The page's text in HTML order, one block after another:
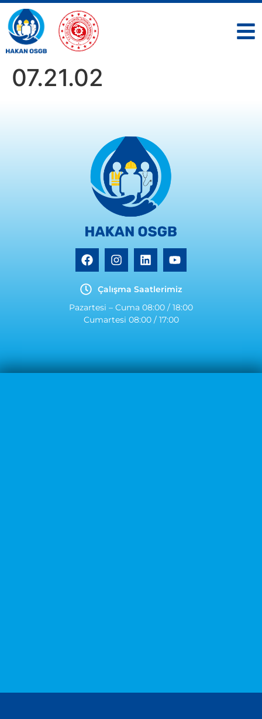
07.21.02
Çalışma Saatlerimiz
Pazartesi – Cuma 08:00 / 18:00
Cumartesi 08:00 / 17:00